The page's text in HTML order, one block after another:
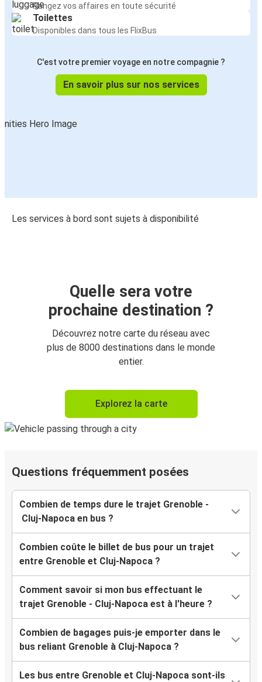
Rangez vos affaires en toute sécurité
Toilettes
Disponibles dans tous les FlixBus
C'est votre premier voyage en notre compagnie ?
En savoir plus sur nos services
Les services à bord sont sujets à disponibilité
Quelle sera votre
prochaine destination ?
Découvrez notre carte du réseau avec
plus de 8000 destinations dans le monde
entier.
Explorez la carte
Questions fréquemment posées
Combien de temps dure le trajet Grenoble -
Cluj-Napoca en bus ?
Combien coûte le billet de bus pour un trajet
entre Grenoble et Cluj-Napoca ?
Comment savoir si mon bus effectuant le
trajet Grenoble - Cluj-Napoca est à l'heure ?
Combien de bagages puis-je emporter dans le
bus reliant Grenoble à Cluj-Napoca ?
Les bus entre Grenoble et Cluj-Napoca sont-ils